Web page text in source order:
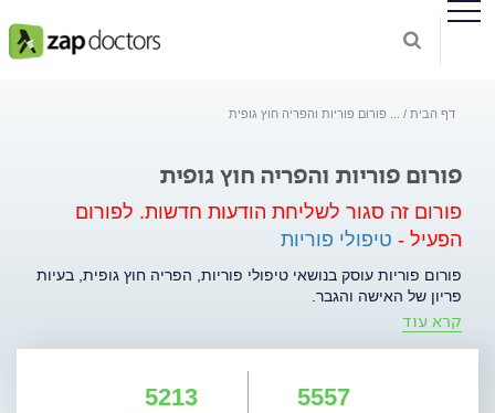
דף הבית פורום פוריות והפריה חוץ גופית
פורום פוריות והפריה חוץ גופית
פורום זה סגור לשליחת הודעות חדשות. לפורום
הפעיל - טיפולי פוריות
פורום פוריות עוסק בנושאי טיפולי פוריות, הפריה חוץ גופית, בעיות
פריון של האישה והגבר.
קרא עוד
5557
5213